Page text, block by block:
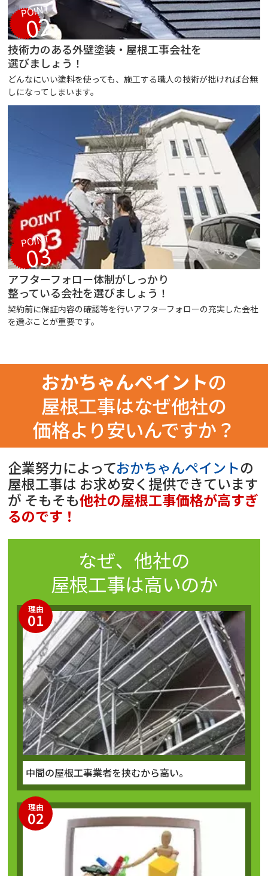
POINT
02
技術力のある外壁塗装・屋根工事会社を
選びましょう！
どんなにいい塗料を使っても、施工する職人の技術が拙ければ台無
しになってしまいます。
POINT
03
アフターフォロー体制がしっかり
整っている会社を選びましょう！
契約前に保証内容の確認等を行いアフターフォローの充実した会社
を選ぶことが重要です。
おかちゃんペイントの
屋根工事はなぜ他社の
価格より安いんですか？
企業努力によっておかちゃんペイントの
屋根工事は お求め安く提供できています
が そもそも他社の屋根工事価格が高すぎ
るのです！
なぜ、他社の
屋根工事は高いのか
理由
01
中間の屋根工事業者を挟むから高い。
理由
02